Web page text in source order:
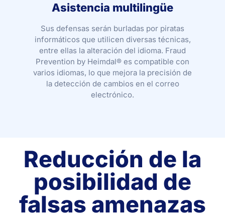
Asistencia multilingüe
Sus defensas serán burladas por piratas
informáticos que utilicen diversas técnicas,
entre ellas la alteración del idioma. Fraud
Prevention by Heimdal® es compatible con
varios idiomas, lo que mejora la precisión de
la detección de cambios en el correo
electrónico.
Reducción de la
posibilidad de
falsas amenazas